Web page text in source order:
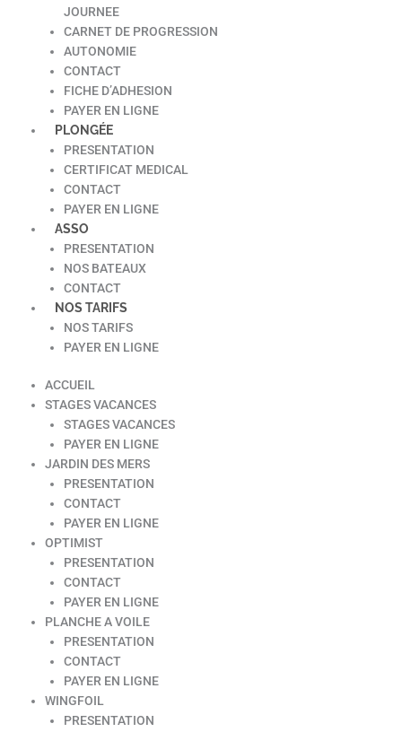
JOURNEE
CARNET DE PROGRESSION
AUTONOMIE
CONTACT
FICHE D’ADHESION
PAYER EN LIGNE
PLONGÉE
PRESENTATION
CERTIFICAT MEDICAL
CONTACT
PAYER EN LIGNE
ASSO
PRESENTATION
NOS BATEAUX
CONTACT
NOS TARIFS
NOS TARIFS
PAYER EN LIGNE
ACCUEIL
STAGES VACANCES
STAGES VACANCES
PAYER EN LIGNE
JARDIN DES MERS
PRESENTATION
CONTACT
PAYER EN LIGNE
OPTIMIST
PRESENTATION
CONTACT
PAYER EN LIGNE
PLANCHE A VOILE
PRESENTATION
CONTACT
PAYER EN LIGNE
WINGFOIL
PRESENTATION